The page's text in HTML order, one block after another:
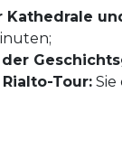
Kathedrale
Tour: Sie